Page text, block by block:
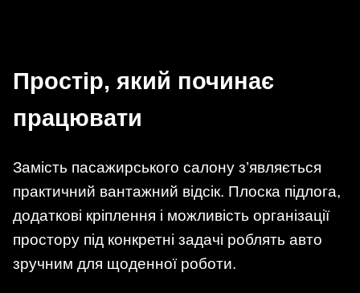
Простір, який починає
працювати
Замість пасажирського салону з’являється
практичний вантажний відсік. Плоска підлога,
додаткові кріплення і можливість організації
простору під конкретні задачі роблять авто
зручним для щоденної роботи.